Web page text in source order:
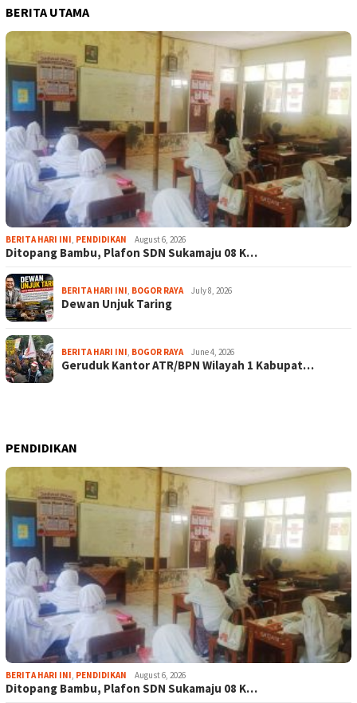
BERITA UTAMA
BERITA HARI INI, PENDIDIKAN August 6, 2026
Ditopang Bambu, Plafon SDN Sukamaju 08 K…
BERITA HARI INI, BOGOR RAYA July 8, 2026
Dewan Unjuk Taring
BERITA HARI INI, BOGOR RAYA June 4, 2026
Geruduk Kantor ATR/BPN Wilayah 1 Kabupat…
PENDIDIKAN
BERITA HARI INI, PENDIDIKAN August 6, 2026
Ditopang Bambu, Plafon SDN Sukamaju 08 K…